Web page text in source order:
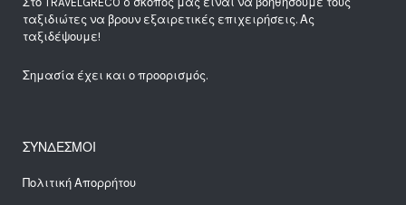
ταξιδιώτες να βρουν εξαιρετικές επιχειρήσεις. Ας
ταξιδέψουμε!
Σημασία έχει και ο προορισμός.
ΣΥΝΔΕΣΜΟΙ
Πολιτική Απορρήτου